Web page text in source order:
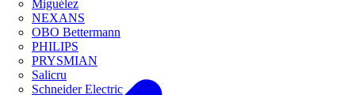
Miguélez
NEXANS
OBO Bettermann
PHILIPS
PRYSMIAN
Salicru
Schneider Electric